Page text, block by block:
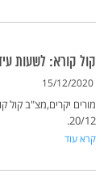
קול קורא: לשעות
15/12/2020
מורים יקרים,מצ"ב קול
20/12.
קרא עוד